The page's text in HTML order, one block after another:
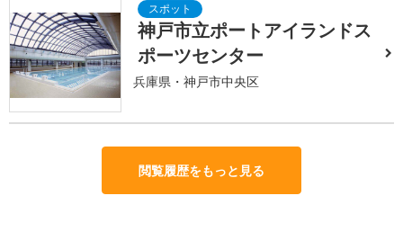
神戸市立ポートアイランドス
ポーツセンター
兵庫県・神戸市中央区
閲覧履歴をもっと見る